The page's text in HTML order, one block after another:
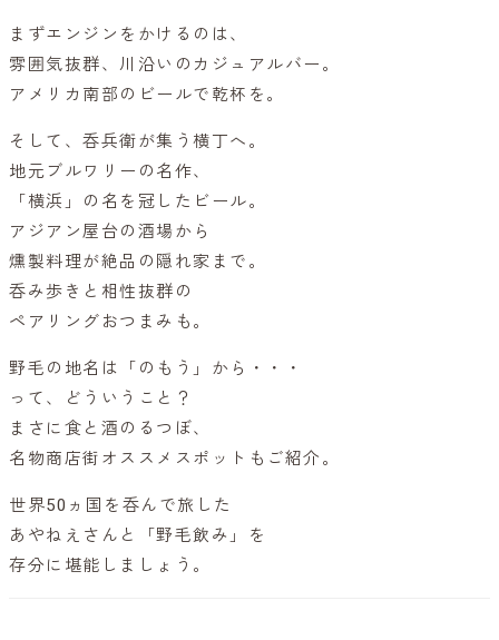
まずエンジンをかけるのは、
雰囲気抜群、川沿いのカジュアルバー。
アメリカ南部のビールで乾杯を。
そして、呑兵衛が集う横丁へ。
地元ブルワリーの名作、
「横浜」の名を冠したビール。
アジアン屋台の酒場から
燻製料理が絶品の隠れ家まで。
呑み歩きと相性抜群の
ペアリングおつまみも。
野毛の地名は「のもう」から・・・
って、どういうこと？
まさに食と酒のるつぼ、
名物商店街オススメスポットもご紹介。
世界50ヵ国を呑んで旅した
あやねえさんと「野毛飲み」を
存分に堪能しましょう。